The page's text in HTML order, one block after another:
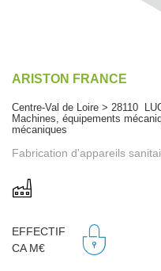
ARISTON FRANCE
Centre-Val de Loire > 28110
Machines, équipements
mécaniques
Fabrication d'appareils
EFFECTIF
CA M€